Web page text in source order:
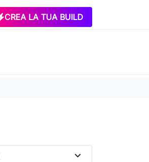
CREA LA TUA BUILD
expand_more